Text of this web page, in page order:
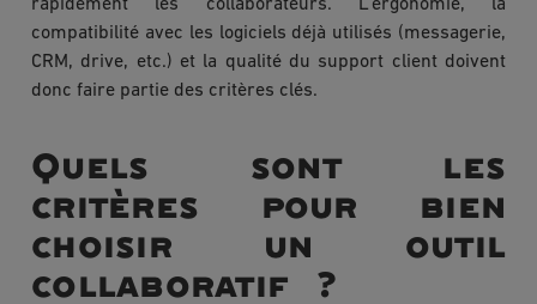
rapidement les collaborateurs. L’ergonomie, la
compatibilité avec les logiciels déjà utilisés (messagerie,
CRM, drive, etc.) et la qualité du support client doivent
donc faire partie des critères clés.
Quels sont les
critères pour bien
choisir un outil
collaboratif ?